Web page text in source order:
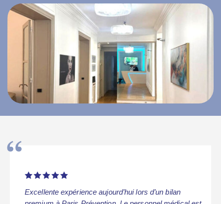

Excellente expérience aujourd’hui lors d’un bilan